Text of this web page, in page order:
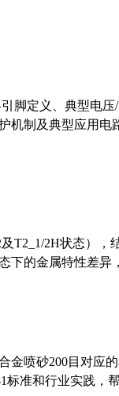
脚定义、典型电
机制及典型应用电
2H状态），
的金属特性差异
喷砂200目对应的
标准和行业实践，